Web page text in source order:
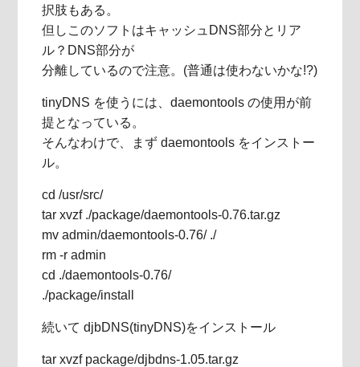
択肢もある。
但しこのソフトはキャッシュDNS部分とリア
ル？DNS部分が
分離しているので注意。(普通は使わないかな!?)
tinyDNS を使うには、daemontools の使用が前
提となっている。
そんなわけで、まず daemontools をインストー
ル。
cd /usr/src/
tar xvzf ./package/daemontools-0.76.tar.gz
mv admin/daemontools-0.76/ ./
rm -r admin
cd ./daemontools-0.76/
./package/install
続いて djbDNS(tinyDNS)をインストール
tar xvzf package/djbdns-1.05.tar.gz